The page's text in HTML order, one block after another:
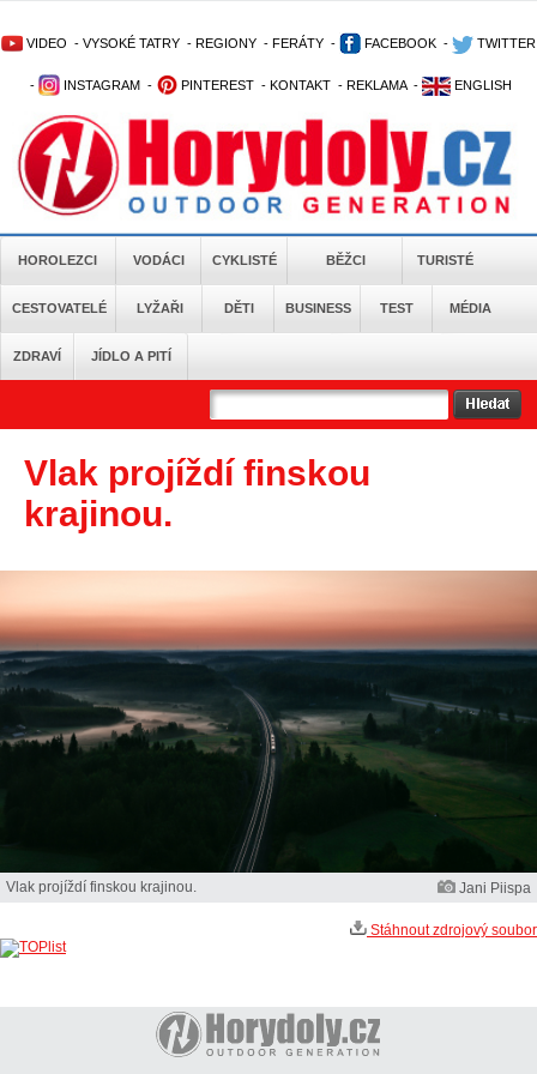
VIDEO - VYSOKÉ TATRY - REGIONY - FERÁTY - FACEBOOK - TWITTER
- INSTAGRAM - PINTEREST - KONTAKT - REKLAMA - ENGLISH
HOROLEZCI VODÁCI CYKLISTÉ BĚŽCI TURISTÉ
CESTOVATELÉ LYŽAŘI DĚTI BUSINESS TEST MÉDIA
ZDRAVÍ JÍDLO A PITÍ
Vlak projíždí finskou
krajinou.
Vlak projíždí finskou krajinou. Jani Piispa
Stáhnout zdrojový soubor